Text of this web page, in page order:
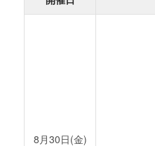
8月30日(金)